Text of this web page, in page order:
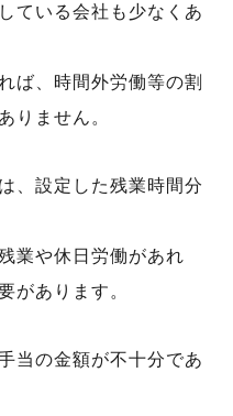
ている会社も少なくあ
ば、時間外労働等の割
りません。
、設定した残業時間分
業や休日労働があれ
があります。
当の金額が不十分であ